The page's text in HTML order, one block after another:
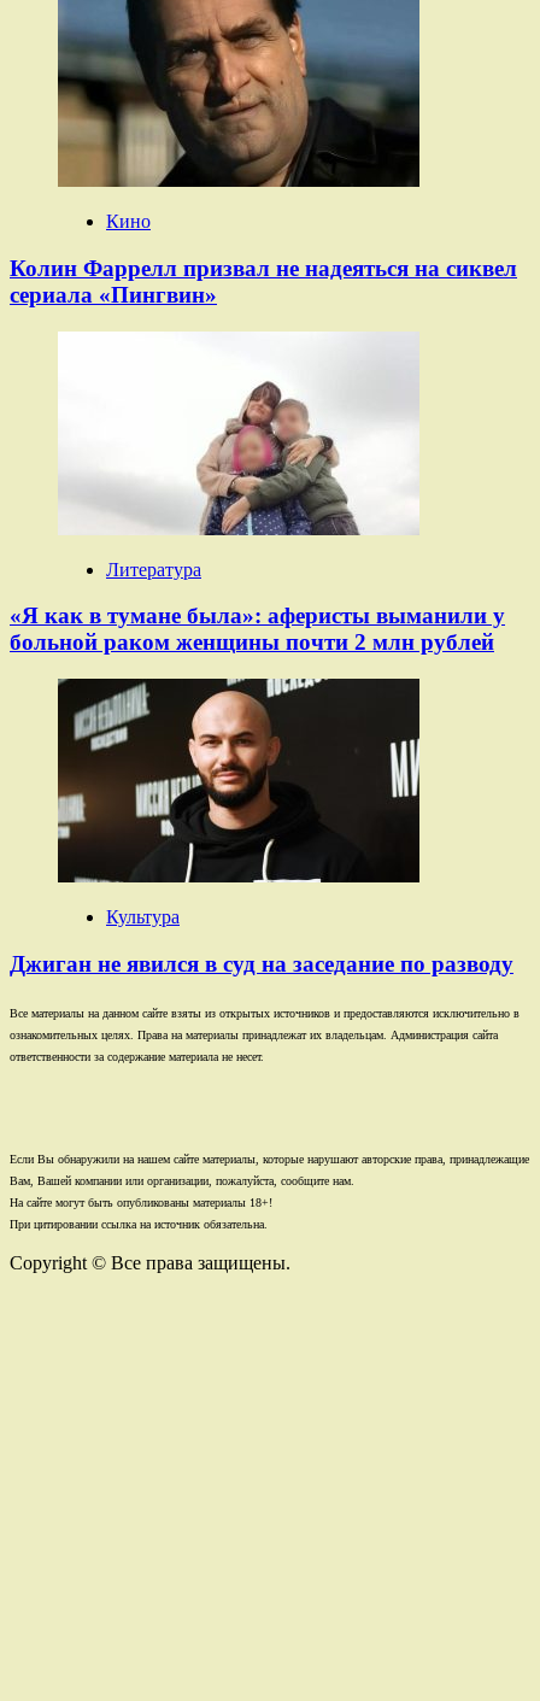
Кино
Колин Фаррелл призвал не надеяться на сиквел
сериала «Пингвин»
Литература
«Я как в тумане была»: аферисты выманили у
больной раком женщины почти 2 млн рублей
Культура
Джиган не явился в суд на заседание по разводу
Все материалы на данном сайте взяты из открытых источников и предоставляются исключительно в
ознакомительных целях. Права на материалы принадлежат их владельцам. Администрация сайта
ответственности за содержание материала не несет.
Если Вы обнаружили на нашем сайте материалы, которые нарушают авторские права, принадлежащие
Вам, Вашей компании или организации, пожалуйста, сообщите нам.
На сайте могут быть опубликованы материалы 18+!
При цитировании ссылка на источник обязательна.
Copyright © Все права защищены.